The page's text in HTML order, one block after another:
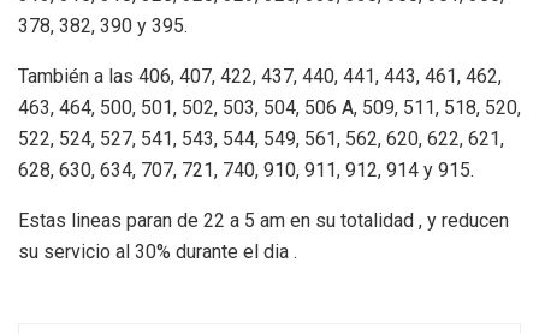
378, 382, 390 y 395.
También a las 406, 407, 422, 437, 440, 441, 443, 461, 462,
463, 464, 500, 501, 502, 503, 504, 506 A, 509, 511, 518, 520,
522, 524, 527, 541, 543, 544, 549, 561, 562, 620, 622, 621,
628, 630, 634, 707, 721, 740, 910, 911, 912, 914 y 915.
Estas lineas paran de 22 a 5 am en su totalidad , y reducen
su servicio al 30% durante el dia .